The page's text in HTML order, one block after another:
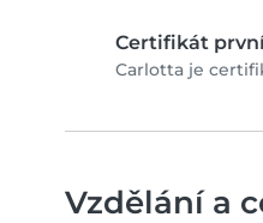
Certifikát
Carlotta je
Vzdělání a